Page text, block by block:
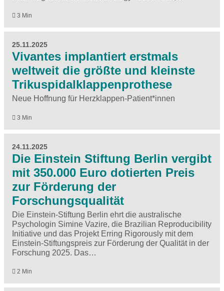
3 Min
25.11.2025
Vivantes implantiert erstmals
weltweit die größte und kleinste
Trikuspidalklappenprothese
Neue Hoffnung für Herzklappen-Patient*innen
3 Min
24.11.2025
Die Einstein Stiftung Berlin vergibt
mit 350.000 Euro dotierten Preis
zur Förderung der
Forschungsqualität
Die Einstein-Stiftung Berlin ehrt die australische
Psychologin Simine Vazire, die Brazilian Reproducibility
Initiative und das Projekt Erring Rigorously mit dem
Einstein-Stiftungspreis zur Förderung der Qualität in der
Forschung 2025. Das…
2 Min